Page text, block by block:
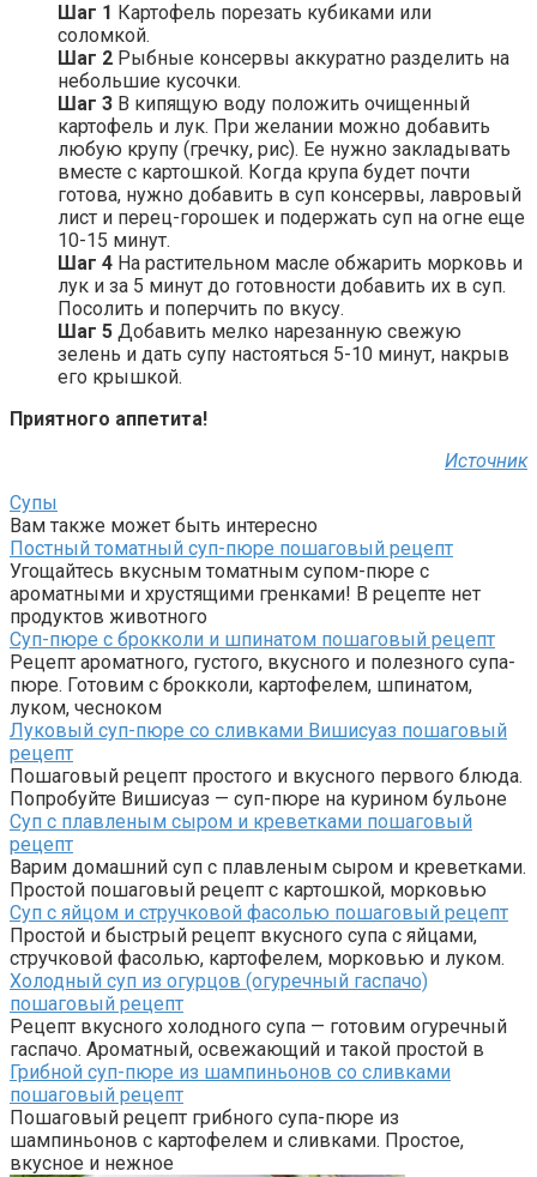
Шаг 1 Картофель порезать кубиками или
соломкой.
Шаг 2 Рыбные консервы аккуратно разделить на
небольшие кусочки.
Шаг 3 В кипящую воду положить очищенный
картофель и лук. При желании можно добавить
любую крупу (гречку, рис). Ее нужно закладывать
вместе с картошкой. Когда крупа будет почти
готова, нужно добавить в суп консервы, лавровый
лист и перец-горошек и подержать суп на огне еще
10-15 минут.
Шаг 4 На растительном масле обжарить морковь и
лук и за 5 минут до готовности добавить их в суп.
Посолить и поперчить по вкусу.
Шаг 5 Добавить мелко нарезанную свежую
зелень и дать супу настояться 5-10 минут, накрыв
его крышкой.
Приятного аппетита!
Источник
Супы
Вам также может быть интересно
Постный томатный суп-пюре пошаговый рецепт
Угощайтесь вкусным томатным супом-пюре с
ароматными и хрустящими гренками! В рецепте нет
продуктов животного
Суп-пюре с брокколи и шпинатом пошаговый рецепт
Рецепт ароматного, густого, вкусного и полезного супа-
пюре. Готовим с брокколи, картофелем, шпинатом,
луком, чесноком
Луковый суп-пюре со сливками Вишисуаз пошаговый
рецепт
Пошаговый рецепт простого и вкусного первого блюда.
Попробуйте Вишисуаз — суп-пюре на курином бульоне
Суп с плавленым сыром и креветками пошаговый
рецепт
Варим домашний суп с плавленым сыром и креветками.
Простой пошаговый рецепт с картошкой, морковью
Суп с яйцом и стручковой фасолью пошаговый рецепт
Простой и быстрый рецепт вкусного супа с яйцами,
стручковой фасолью, картофелем, морковью и луком.
Холодный суп из огурцов (огуречный гаспачо)
пошаговый рецепт
Рецепт вкусного холодного супа — готовим огуречный
гаспачо. Ароматный, освежающий и такой простой в
Грибной суп-пюре из шампиньонов со сливками
пошаговый рецепт
Пошаговый рецепт грибного супа-пюре из
шампиньонов с картофелем и сливками. Простое,
вкусное и нежное